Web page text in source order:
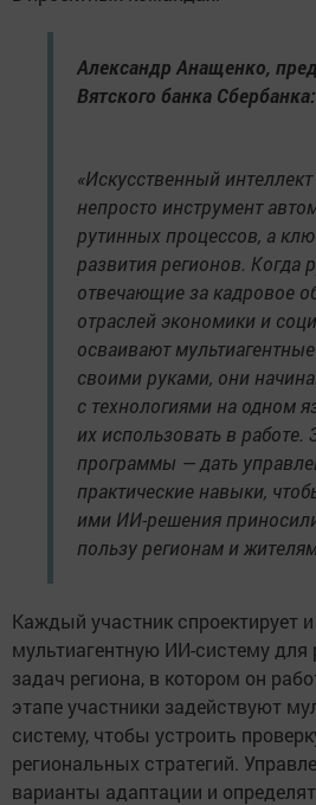
Александр Анащенко,
Вятского банка Сбербанка:
«Искусственный
непросто инструмент
рутинных процессов, а
развития регионов. Когда
отвечающие за кадровое
отраслей экономики и
осваивают
своими руками, они
с технологиями на одном
их использовать в работе.
программы — дать
практические навыки,
ими ИИ-решения
пользу регионам и
Каждый участник спроектирует
мультиагентную ИИ-систему для
задач региона, в котором он
этапе участники задействуют
систему, чтобы устроить
региональных стратегий.
варианты адаптации и